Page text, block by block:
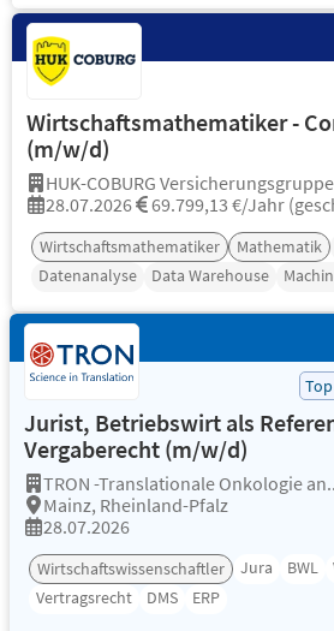
Wirtschaftsmathematiker -
(m/w/d)
HUK-COBURG Versicherungsgruppe
28.07.2026
69.799,13 €/Jahr
Wirtschaftsmathematiker Mathematik
Datenanalyse
Data Warehouse
Jurist, Betriebswirt als
Vergaberecht (m/w/d)
TRON -Translationale Onkologie
Mainz, Rheinland-Pfalz
28.07.2026
Wirtschaftswissenschaftler Jura BWL
Vertragsrecht
DMS ERP